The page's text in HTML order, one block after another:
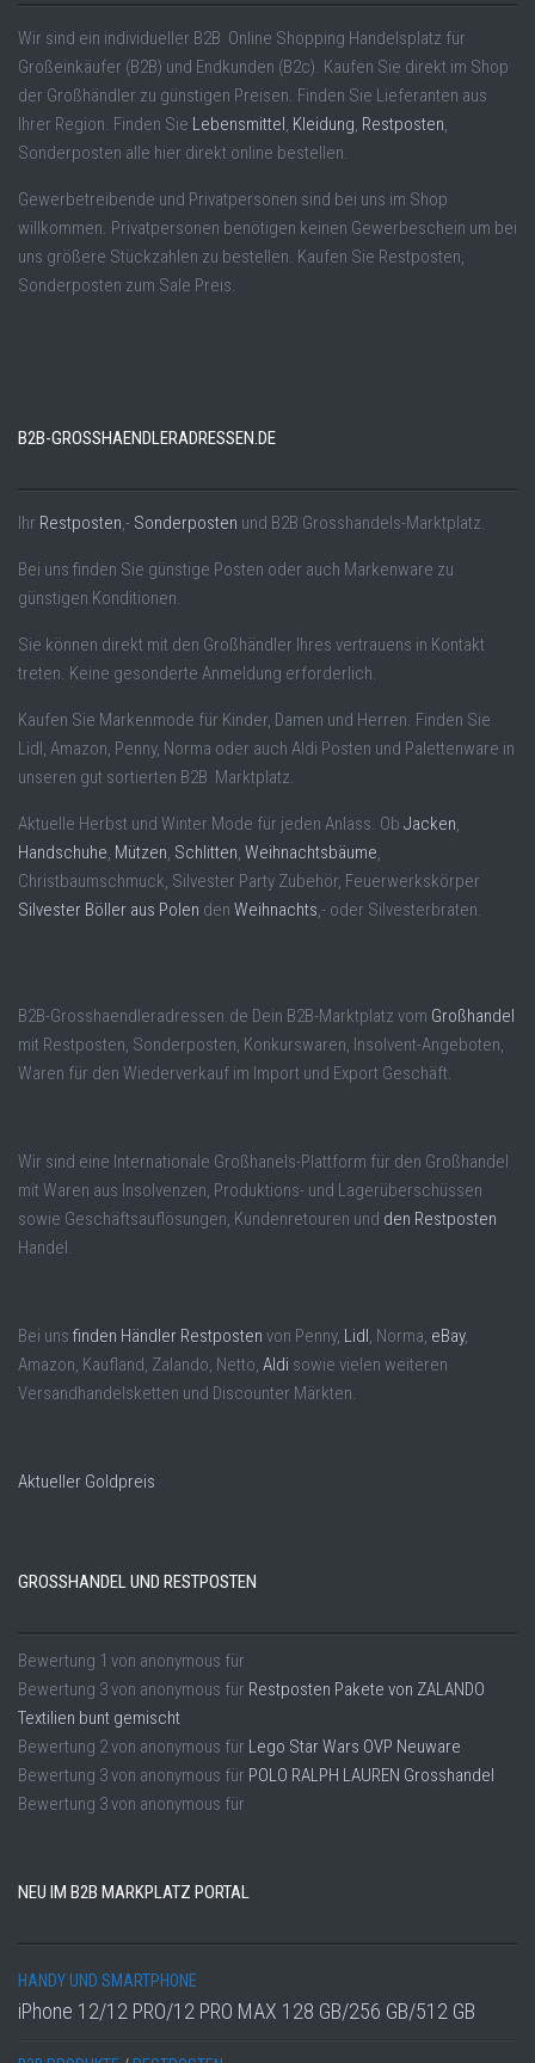
Wir sind ein individueller B2B Online Shopping Handelsplatz für
Großeinkäufer (B2B) und Endkunden (B2c). Kaufen Sie direkt im Shop
der Großhändler zu günstigen Preisen. Finden Sie Lieferanten aus
Ihrer Region. Finden Sie Lebensmittel , Kleidung, Restposten,
Sonderposten alle hier direkt online bestellen.
Gewerbetreibende und Privatpersonen sind bei uns im Shop
willkommen. Privatpersonen benötigen keinen Gewerbeschein um bei
uns größere Stückzahlen zu bestellen. Kaufen Sie Restposten,
Sonderposten zum Sale Preis.
B2B-GROSSHAENDLERADRESSEN.DE
Ihr Restposten,- Sonderposten und B2B Grosshandels-Marktplatz.
Bei uns finden Sie günstige Posten oder auch Markenware zu
günstigen Konditionen.
Sie können direkt mit den Großhändler Ihres vertrauens in Kontakt
treten. Keine gesonderte Anmeldung erforderlich.
Kaufen Sie Markenmode für Kinder, Damen und Herren. Finden Sie
Lidl, Amazon, Penny, Norma oder auch Aldi Posten und Palettenware in
unseren gut sortierten B2B Marktplatz.
Aktuelle Herbst und Winter Mode für jeden Anlass. Ob Jacken,
Handschuhe, Mützen, Schlitten, Weihnachtsbäume,
Christbaumschmuck, Silvester Party Zubehör, Feuerwerkskörper
Silvester Böller aus Polen den Weihnachts,- oder Silvesterbraten.
B2B-Grosshaendleradressen.de Dein B2B-Marktplatz vom Großhandel
mit Restposten, Sonderposten, Konkurswaren, Insolvent-Angeboten,
Waren für den Wiederverkauf im Import und Export Geschäft.
Wir sind eine Internationale Großhanels-Plattform für den Großhandel
mit Waren aus Insolvenzen, Produktions- und Lagerüberschüssen
sowie Geschäftsauflösungen, Kundenretouren und den Restposten
Handel.
Bei uns finden Händler Restposten von Penny, Lidl , Norma, eBay,
Amazon, Kaufland, Zalando, Netto, Aldi sowie vielen weiteren
Versandhandelsketten und Discounter Märkten.
Aktueller Goldpreis
GROSSHANDEL UND RESTPOSTEN
Bewertung 1 von anonymous für
Bewertung 3von anonymous für Restposten Pakete von ZALANDO
Textilien bunt gemischt
Bewertung 2von anonymous für Lego Star Wars OVP Neuware
Bewertung 3von anonymous für POLO RALPH LAUREN Grosshandel
Bewertung 3von anonymous für
NEU IM B2B MARKPLATZ PORTAL
HANDY UND SMARTPHONE
iPhone 12/12 PRO/12 PRO MAX 128 GB/256 GB/512 GB